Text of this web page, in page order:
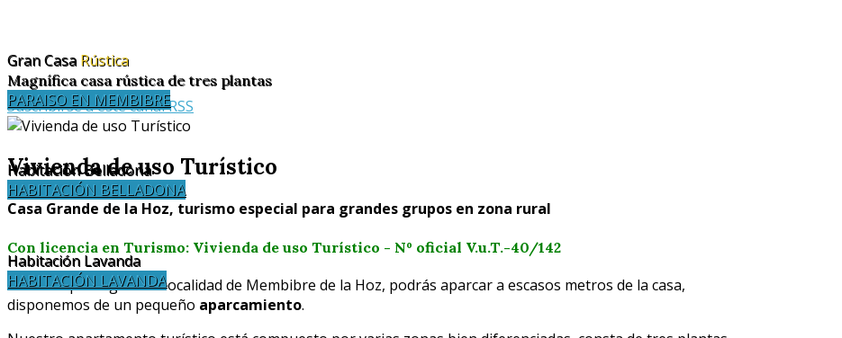
Gran Casa Rústica
Magnífica casa rústica de tres plantas
PARAISO EN MEMBIBRE
Habitación Belladona
HABITACIÓN BELLADONA
Habitación Lavanda
HABITACIÓN LAVANDA
Suscribirse a este canal RSS
Vivienda de uso Turístico
Casa Grande de la Hoz, turismo especial para grandes grupos en zona rural
Con licencia en Turismo: Vivienda de uso Turístico - Nº oficial V.u.T.-40/142
Una vez que llegas a la localidad de Membibre de la Hoz, podrás aparcar a escasos metros de la casa,
disponemos de un pequeño aparcamiento.